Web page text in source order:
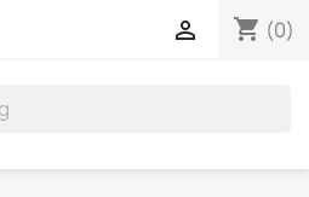
shopping_cart (0)
